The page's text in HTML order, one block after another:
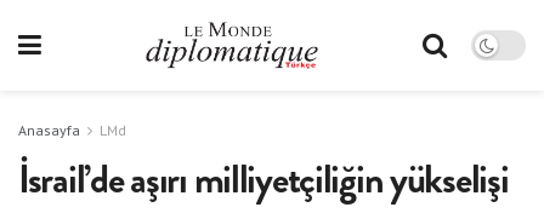
Anasayfa LMd
İsrail’de aşırı milliyetçiliğin yükselişi